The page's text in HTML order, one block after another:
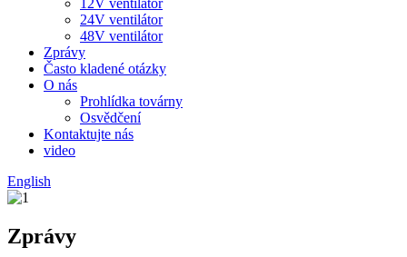
12V ventilátor
24V ventilátor
48V ventilátor
Zprávy
Často kladené otázky
O nás
Prohlídka továrny
Osvědčení
Kontaktujte nás
video
English
Zprávy